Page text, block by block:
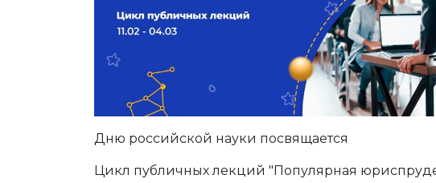
Дню российской науки посвящается
Цикл публичных лекций "Популярная